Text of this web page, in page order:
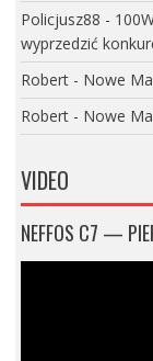
Policjusz88 -
wyprzedzić
Robert- Nowe
Robert- Nowe
VIDEO
NEFFOS C7 —